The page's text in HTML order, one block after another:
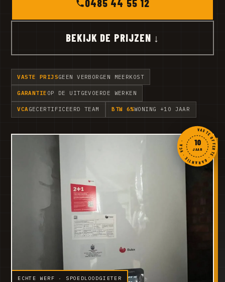
0485 44 55 12
BEKIJK DE PRIJZEN ↓
VASTE PRIJSGEEN VERBORGEN MEERKOST
GARANTIE OP DE UITGEVOERDE WERKEN
VCAGECERTIFICEERD TEAM BTW 6%WONING +10 JAAR
ECHTE WERF · SPOEDLOODGIETER
VASTE OFFERTE · GARANTIE · VCA ·
10
JAAR